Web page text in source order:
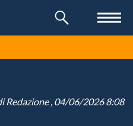
Redazione, 04/06/2026 8:08